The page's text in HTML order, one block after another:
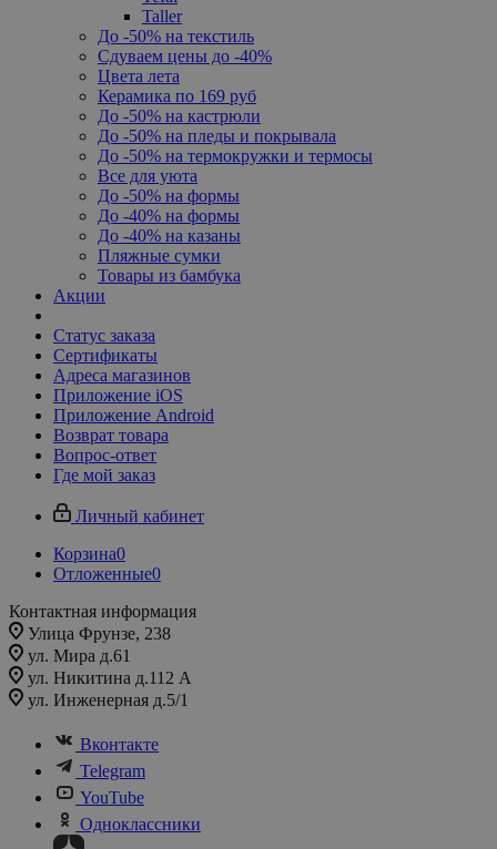
Taller
До -50% на текстиль
Сдуваем цены до -40%
Цвета лета
Керамика по 169 руб
До -50% на кастрюли
До -50% на пледы и покрывала
До -50% на термокружки и термосы
Все для уюта
До -50% на формы
До -40% на формы
До -40% на казаны
Пляжные сумки
Товары из бамбука
Акции
Статус заказа
Сертификаты
Адреса магазинов
Приложение iOS
Приложение Android
Возврат товара
Вопрос-ответ
Где мой заказ
Личный кабинет
Корзина0
Отложенные0
Контактная информация
Улица Фрунзе, 238​
ул. Мира д.61
ул. Никитина д.112 А
ул. Инженерная д.5/1
Вконтакте
Telegram
YouTube
Одноклассники